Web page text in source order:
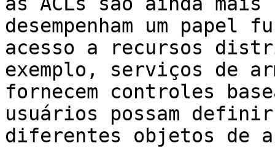
desempenham um papel
acesso a recursos
exemplo, serviços de
fornecem controles
usuários possam
diferentes objetos de